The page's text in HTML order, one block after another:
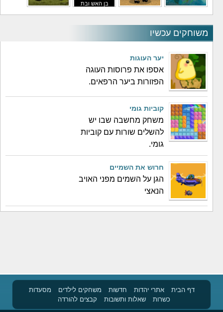
בן האש ובת
משוחקים עכשיו
יער העוגות
אספו את פרוסות העוגה
הפזורות ביער הרפאים.
קוביות גומי
משחק מחשבה שבו יש
להשלים שורות עם קוביות
גומי.
חרוש את השמיים
הגן על השמים מפני האויב
הנאצי
דף הבית אתרי יהדות חדשות משחקים לילדים
מסעדות
כשרות
שאלות ותשובות קבצים להורדה